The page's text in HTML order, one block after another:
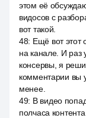
этом её
видосов с
вот такой.
48: Ещё вот
на канале. И
консервы, я
комментарии вы
менее.
49: В видео
полчаса